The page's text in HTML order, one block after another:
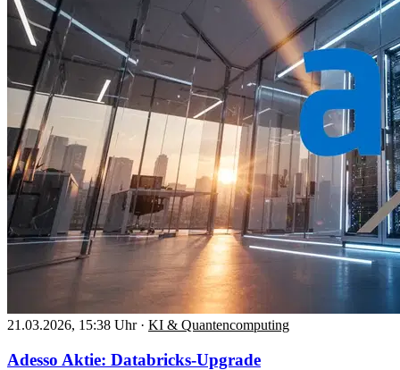
21.03.2026, 15:38 Uhr · KI & Quantencomputing
Adesso Aktie: Databricks-Upgrade